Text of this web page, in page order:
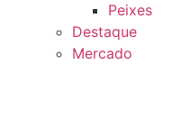
Peixes
Destaque
Mercado